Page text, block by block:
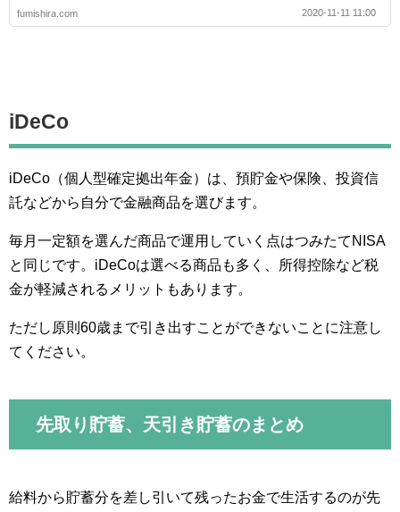
fumishira.com
2020-11-11 11:00
iDeCo
iDeCo（個人型確定拠出年金）は、預貯金や保険、投資信
託などから自分で金融商品を選びます。
毎月一定額を選んだ商品で運用していく点はつみたてNISA
と同じです。iDeCoは選べる商品も多く、所得控除など税
金が軽減されるメリットもあります。
ただし原則60歳まで引き出すことができないことに注意し
てください。
先取り貯蓄、天引き貯蓄のまとめ
給料から貯蓄分を差し引いて残ったお金で生活するのが先